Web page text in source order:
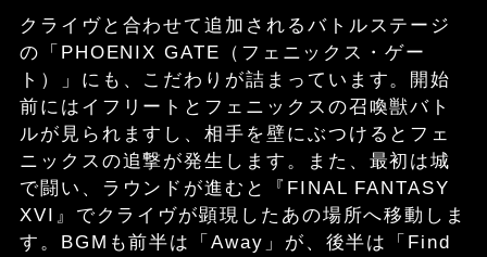
クライヴと合わせて追加されるバトルステージ
の「PHOENIX GATE（フェニックス・ゲー
ト）」にも、こだわりが詰まっています。開始
前にはイフリートとフェニックスの召喚獣バト
ルが見られますし、相手を壁にぶつけるとフェ
ニックスの追撃が発生します。また、最初は城
で闘い、ラウンドが進むと『FINAL FANTASY
XVI』でクライヴが顕現したあの場所へ移動しま
す。BGMも前半は「Away」が、後半は「Find